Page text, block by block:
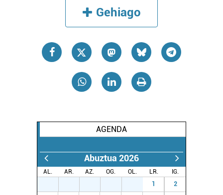
Gehiago
AGENDA
Abuztua 2026
AL. AR. AZ. OG. OL. LR.
IG.
1 2